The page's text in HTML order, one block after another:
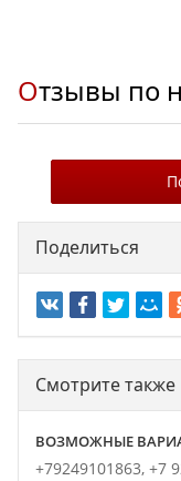
Отзывы по
Поделиться
Смотрите также
ВОЗМОЖНЫЕ
+79249101863, +7